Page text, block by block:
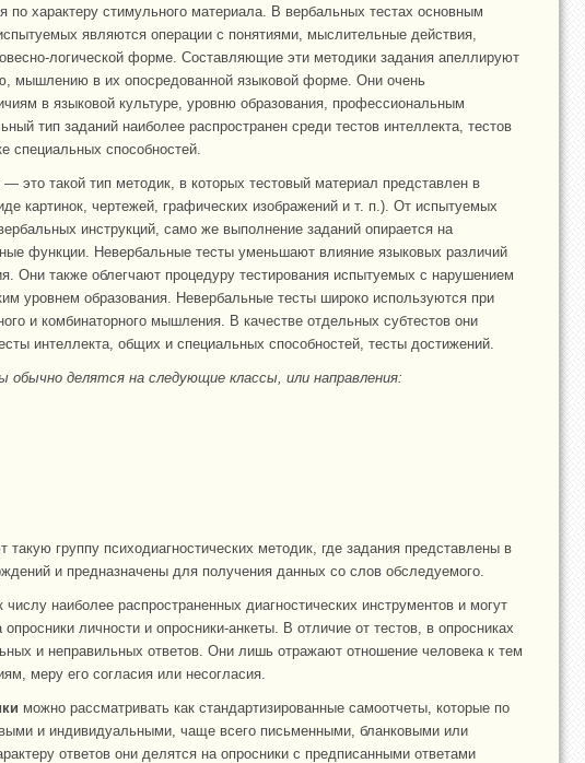
по характеру стимульного материала. В вербальных тестах основным
являются операции с понятиями, мыслительные действия,
логической форме. Составляющие эти методики задания апеллируют
мышлению в их опосредованной языковой форме. Они очень
в языковой культуре, уровню образования, профессиональным
тип заданий наиболее распространен среди тестов интеллекта, тестов
специальных способностей.
— это такой тип методик, в которых тестовый материал представлен в
картинок, чертежей, графических изображений и т. п.). От испытуемых
инструкций, само же выполнение заданий опирается на
функции. Невербальные тесты уменьшают влияние языковых различий
Они также облегчают процедуру тестирования испытуемых с нарушением
уровнем образования. Невербальные тесты широко используются при
и комбинаторного мышления. В качестве отдельных субтестов они
интеллекта, общих и специальных способностей, тесты достижений.
делятся на следующие классы, или направления:
группу психодиагностических методик, где задания представлены в
и предназначены для получения данных со слов обследуемого.
числу наиболее распространенных диагностических инструментов и могут
личности и опросники-анкеты. В отличие от тестов, в опросниках
и неправильных ответов. Они лишь отражают отношение человека к тем
меру его согласия или несогласия.
можно рассматривать как стандартизированные самоотчеты, которые по
и индивидуальными, чаще всего письменными, бланковыми или
ответов они делятся на опросники с предписанными ответами